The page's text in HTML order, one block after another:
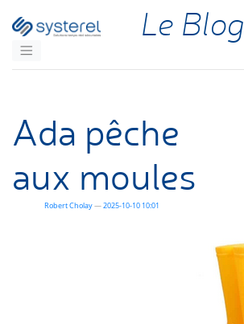
Aller au contenu principalLe Blog
Ada pêche
aux moules
Robert Cholay 2025-10-10 10:01